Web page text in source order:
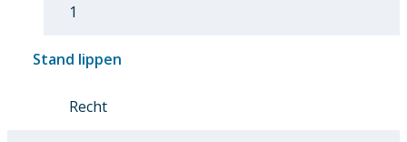
1
Stand lippen
Recht